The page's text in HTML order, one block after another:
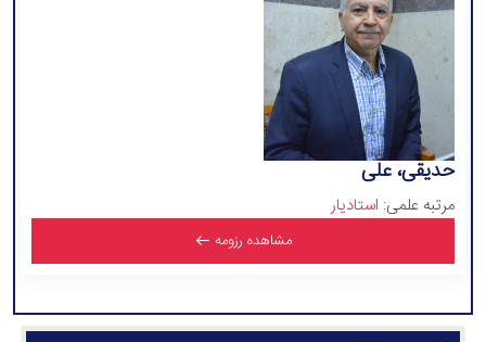
حدیقی، علی
مرتبه علمی: استادیار
مشاهده رزومه